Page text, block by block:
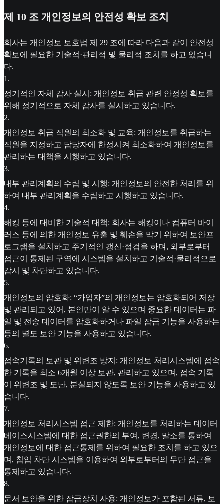
제 10 조 개인정보의 안전성 확보 조치
회사는 개인정보 보호법 제 29 조에 따라 다음과 같이 안전성
확보에 필요한 기술적·관리적 및 물리적 조치를 하고 있습니
다.
1 .
정기적인 자체 감사 실시: 개인정보 취급 관련 안정성 확보를
위해 정기적으로 자체 감사를 실시하고 있습니다.
2.
개인정보 취급 직원의 최소화 및 교육: 개인정보를 취급하는
직원을 지정하고 담당자에 한정시켜 최소화하여 개인정보를
관리하는 대책을 시행하고 있습니다.
3.
내부 관리계획의 수립 및 시행: 개인정보의 안전한 처리를 위
하여 내부 관리계획을 수립하고 시행하고 있습니다.
4.
해킹 등에 대비한 기술적 대책: 회사는 해킹이나 컴퓨터 바이
러스 등에 의한 개인정보 유출 및 훼손을 막기 위하여 보안프
로그램을 설치하고 주기적인 갱신·점검을 하며, 외부로부터
접근이 통제된 구역에 시스템을 설치하고 기술적·물리적으로
감시 및 차단하고 있습니다.
5.
개인정보의 암호화: “가입자”의 개인정보는 암호화되어 저장
및 관리되고 있어, 본인만이 알 수 있으며 중요한 데이터는 파
일 및 전송 데이터를 암호화하거나 파일 잠금 기능을 사용하는
등의 별도 보안 기능을 사용하고 있습니다.
6.
접속기록의 보관 및 위변조 방지: 개인정보 처리시스템에 접속
한 기록을 최소 6개월 이상 보관, 관리하고 있으며, 접속 기록
이 위변조 및 도난, 분실되지 않도록 보안 기능을 사용하고 있
습니다.
7.
개인정보 처리시스템 접근 제한: 개인정보를 처리하는 데이터
베이스시스템에 대한 접근권한의 부여, 변경, 말소를 통하여
개인정보에 대한 접근통제를 위하여 필요한 조치를 하고 있으
며, 침입 차단 시스템을 이용하여 외부로부터의 무단 접근을
통제하고 있습니다.
8.
문서 보안을 위한 잠금장치 사용: 개인정보가 포함된 서류, 보